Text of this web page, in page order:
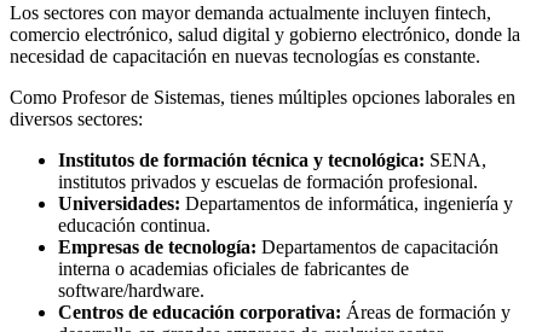
Los sectores con mayor demanda actualmente incluyen fintech,
comercio electrónico, salud digital y gobierno electrónico, donde la
necesidad de capacitación en nuevas tecnologías es constante.
Como Profesor de Sistemas, tienes múltiples opciones laborales en
diversos sectores:
Institutos de formación técnica y tecnológica: SENA,
institutos privados y escuelas de formación profesional.
Universidades: Departamentos de informática, ingeniería y
educación continua.
Empresas de tecnología: Departamentos de capacitación
interna o academias oficiales de fabricantes de
software/hardware.
Centros de educación corporativa: Áreas de formación y